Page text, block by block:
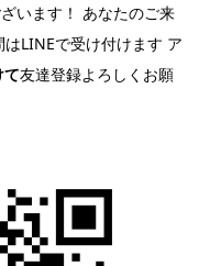
います！ あなたのご来
LINEで受け付けます ア
て友達登録よろしくお願